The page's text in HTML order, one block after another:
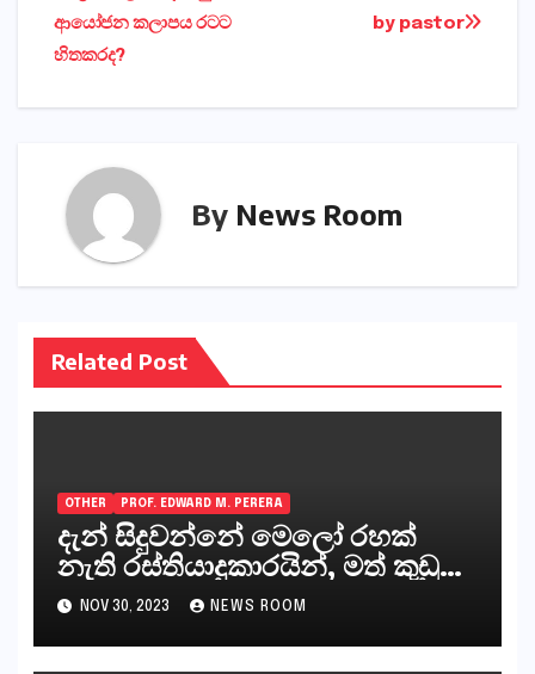
navigation
by pastor
ආයෝජන කලාපය රටට
හිතකරද?
By News Room
Related Post
OTHER PROF. EDWARD M. PERERA
දැන් සිදුවන්නේ මෙලෝ රහක්
නැති රස්තියාදුකාරයින්, මත් කුඩු
ගෙන්වන්නන් සහ අලෙවි
කරන්නන්,කැලෑපාළුවන්, මහජන
නියෝජිතයින්
NOV 30, 2023 NEWS ROOM